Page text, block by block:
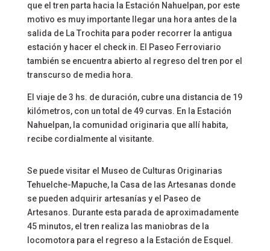
que el tren parta hacia la Estación Nahuelpan, por este
motivo es muy importante llegar una hora antes de la
salida de La Trochita para poder recorrer la antigua
estación y hacer el checkin. El Paseo Ferroviario
también se encuentra abierto al regreso del tren por el
transcurso de media hora.
El viaje de 3 hs. de duración, cubre una distancia de 19
kilómetros, con un total de 49 curvas. En la Estación
Nahuelpan, la comunidad originaria que allí habita,
recibe cordialmente al visitante.
Se puede visitar el Museo de Culturas Originarias
Tehuelche-Mapuche, la Casa de las Artesanas donde
se pueden adquirir artesanías y el Paseo de
Artesanos. Durante esta parada d e aproximadamente
45 minutos, el tren realiza las maniobras de la
locomotora para el regreso a la Estación de Esquel .